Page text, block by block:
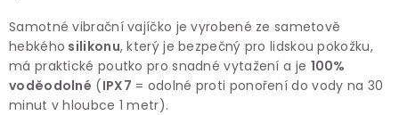
Samotné vibrační vajíčko je vyrobené ze sametově
hebkého silikonu, který je bezpečný pro lidskou pokožku,
má praktické poutko pro snadné vytažení a je 100%
voděodolné (IPX7 = odolné proti ponoření do vody na 30
minut v hloubce 1 metr).